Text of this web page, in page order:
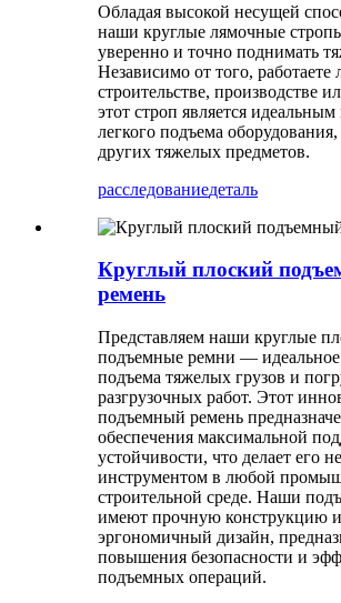
Обладая высокой несущей
наши круглые лямочные
уверенно и точно поднимать
Независимо от того, работаете
строительстве, производстве
этот строп является
легкого подъема
других тяжелых предметов.
расследованиедеталь
Круглый плоский
ремень
Представляем наши круглые
подъемные ремни —
подъема тяжелых грузов и
разгрузочных работ. Этот
подъемный ремень
обеспечения максимальной
устойчивости, что делает его
инструментом в любой
строительной среде. Наши
имеют прочную конструкцию и
эргономичный дизайн,
повышения безопасности и
подъемных операций.